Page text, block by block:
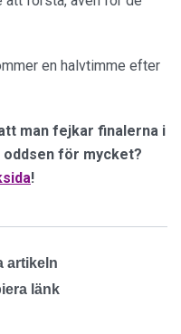
en halvtimme efter
man fejkar finalerna i
oddsen för mycket?
!
artikeln
länk